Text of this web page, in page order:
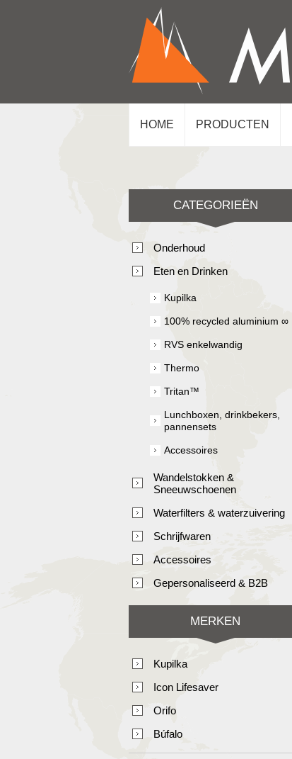
HOME PRODUCTEN
CATEGORIEËN
Onderhoud
Eten en Drinken
Kupilka
100% recycled aluminium ∞
RVS enkelwandig
Thermo
Tritan™
Lunchboxen, drinkbekers,
pannensets
Accessoires
Wandelstokken &
Sneeuwschoenen
Waterfilters & waterzuivering
Schrijfwaren
Accessoires
Gepersonaliseerd & B2B
MERKEN
Kupilka
Icon Lifesaver
Orifo
Búfalo